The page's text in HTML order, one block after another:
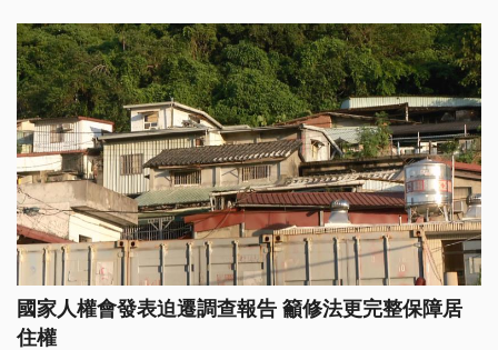
國家人權會發表迫遷調查報告 籲修法更完整保障居
住權